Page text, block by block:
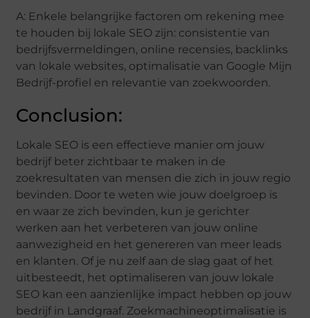
A: Enkele belangrijke factoren om rekening mee
te houden bij lokale SEO zijn: consistentie van
bedrijfsvermeldingen, online recensies, backlinks
van lokale websites, optimalisatie van Google Mijn
Bedrijf-profiel en relevantie van zoekwoorden.
Conclusion:
Lokale SEO is een effectieve manier om jouw
bedrijf beter zichtbaar te maken in de
zoekresultaten van mensen die zich in jouw regio
bevinden. Door te weten wie jouw doelgroep is
en waar ze zich bevinden, kun je gerichter
werken aan het verbeteren van jouw online
aanwezigheid en het genereren van meer leads
en klanten. Of je nu zelf aan de slag gaat of het
uitbesteedt, het optimaliseren van jouw lokale
SEO kan een aanzienlijke impact hebben op jouw
bedrijf in Landgraaf. Zoekmachineoptimalisatie is